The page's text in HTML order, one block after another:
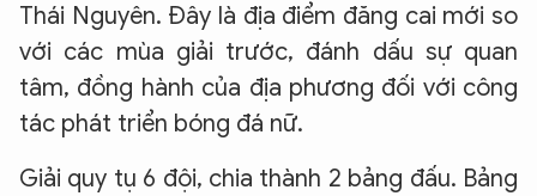
Thái Nguyên. Đây là địa điểm đăng cai mới so
với các mùa giải trước, đánh dấu sự quan
tâm, đồng hành của địa phương đối với công
tác phát triển bóng đá nữ.
Giải quy tụ 6 đội, chia thành 2 bảng đấu. Bảng